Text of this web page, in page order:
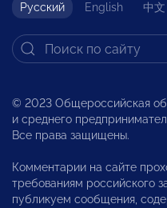
Русский English 中文
© 2023 Общероссийская
и среднего
Все права защищены.
Комментарии на сайте
требованиям российского
публикуем сообщения,